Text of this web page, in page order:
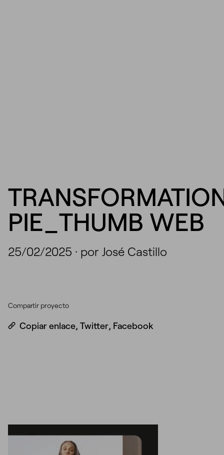
PIE_THUMB WEB
25/02/2025 · por José Castillo
Compartir proyecto
Copiar enlace, Twitter, Facebook